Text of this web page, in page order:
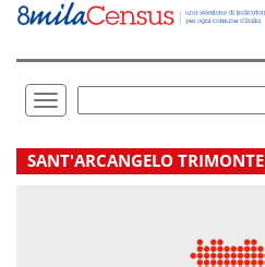
Vai
direttamente
Toggle
navigation
.
SANT'ARCANGELO TRIMONTE